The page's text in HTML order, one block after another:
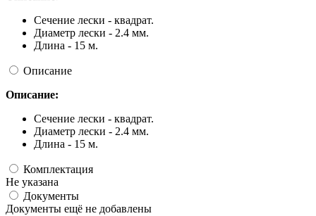
Сечение лески - квадрат.
Диаметр лески - 2.4 мм.
Длина - 15 м.
Описание
Описание:
Сечение лески - квадрат.
Диаметр лески - 2.4 мм.
Длина - 15 м.
Комплектация
Не указана
Документы
Документы ещё не добавлены